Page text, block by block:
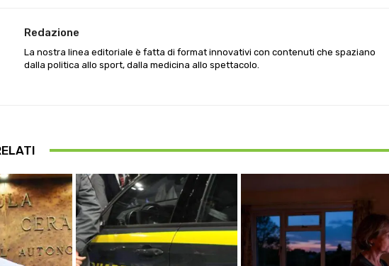
Redazione
La nostra linea editoriale è fatta di format innovativi con contenuti che spaziano
dalla politica allo sport, dalla medicina allo spettacolo.